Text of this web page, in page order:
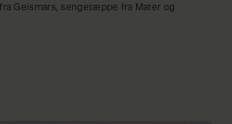
Geismars, sengetæppe fra Mater og